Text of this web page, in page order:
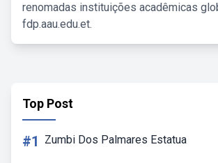
renomadas instituições acadêmicas
fdp.aau.edu.et.
Top Post
#1 Zumbi Dos Palmares Estatua